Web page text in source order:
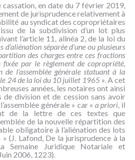
en date du 7 février 2019,
de jurisprudence relativement à
au syndicat des copropriétaires
de la subdivision d’un lot plus
l’article 11, alinéa 2, de la loi du
d’aliénation séparée d’une ou plusieurs
des charges entre ces fractions
fixée par le règlement de copropriété,
de l’assemblée générale statuant à la
24 de la loi du 10 juillet 1965». A cet
années, les notaires ont ainsi
division et de cession sans avoir
générale » car « a priori, il
de la lettre de ces textes que
de la nouvelle répartition des
obligatoire à l’aliénation des lots
(J. Lafond, De la jurisprudence à la
Semaine Juridique Notariale et
2006, 1223).